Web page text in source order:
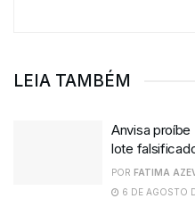
LEIA TAMBÉM
Anvisa proíbe
lote
POR FATIMA
6 DE AGOSTO